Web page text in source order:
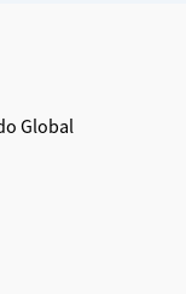
Global